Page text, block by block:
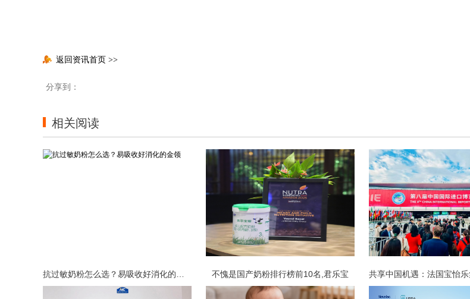
返回资讯首页 >>
分享到：
相关阅读
不愧是国产奶粉排行榜前10名,君乐宝